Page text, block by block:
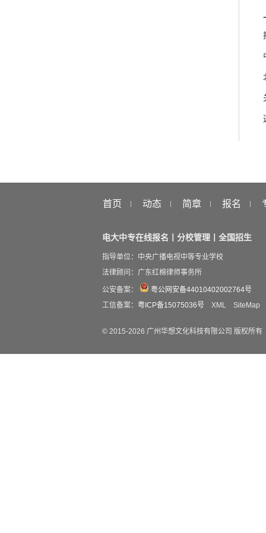
首页 动态 简章 报名
电大中专在线报名丨分校管理丨全国招生
指导单位：中央广播电视中等专业学校
法律顾问：广东红棉律师事务所
公安备案：
粤公网安备44010402002764号
工信备案： 粤ICP备15075036号 XML SiteMap
© 2015-2026 广州华想文化科技有限公司 版权所有